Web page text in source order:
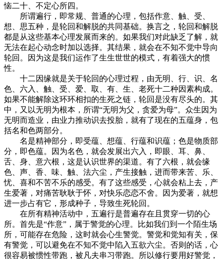
恼二十、不定心所四。
所谓遍行，即常规、普通的心理，包括作意、触、受、
想、思五种，是轮回和解脱的共同基础。换言之，轮回和解脱
都是从这些基本心理发展而来的。如果我们对此缺乏了解，就
无法在起心动念时加以选择。其结果，就会在不知不觉中导向
轮回。因为这是我们运作了生生世世的模式，有着强大的惯
性。
十二因缘就是关于轮回的心理过程，由无明、行、识、名
色、六入、触、受、爱、取、有、生、老死十二种因素构成。
如果不能解除这环环相扣的生死之链，轮回是没有尽头的。其
中，又以无明为根本，所谓“无明为父，贪爱为母”。众生因为
无明而造业，由业力推动识去投胎，就有了现在的五蕴身，包
括名和色两部分。
名是精神部分，即受蕴、想蕴、行蕴和识蕴；色是物质部
分，即色蕴。因为名色，就会发展出六入，即眼、耳、鼻、
舌、身、意六根，这是认识世界的渠道。有了六根，就会缘
色、声、香、味、触、法六尘，产生接触，进而带来苦、乐、
忧、喜和不苦不乐的感受。有了这些感受，心就会粘上去，产
生爱著，对痛苦耿耿于怀，对快乐恋恋不舍。因为爱著，就想
进一步占有它，形成种子，导致生死轮回。
在所有精神活动中，五遍行是普遍存在且贯穿一切的心
所。首先是“作意”，属于警觉的心理。比如我们到一个陌生场
所，可能存在危险，这时就会心生警觉。警觉和觉知有关，保
有警觉，可以避免在不知不觉中陷入五欲六尘。否则的话，心
很容易被惯性带跑，被凡夫串习带跑。所以修行要用好警觉，